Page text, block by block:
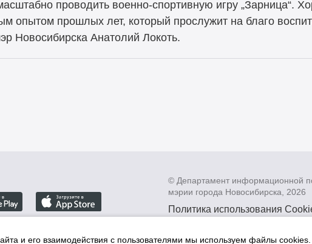
проводить военно-спортивную игру „Зарница“.
опытом прошлых лет, который прослужит на благо
Новосибирска Анатолий Локоть.
© Департамент информационной
мэрии города Новосибирска, 2026
Политика использования
данных в информационных
и его взаимодействия с пользователями мы используем файлы cookies.